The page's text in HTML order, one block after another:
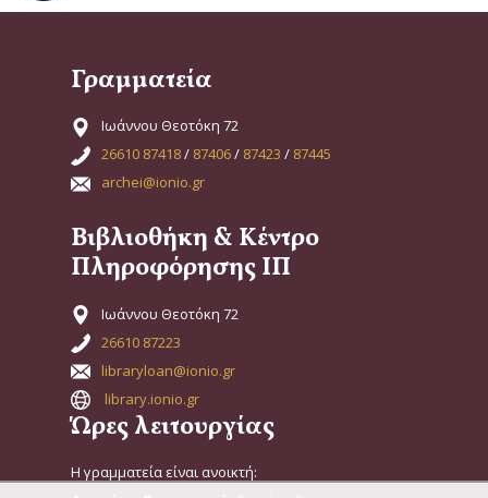
Γραμματεία
Ιωάννου Θεοτόκη 72
26610 87418/ 87406/ 87423 / 87445
archei@ionio.gr
Βιβλιοθήκη & Κέντρο
Πληροφόρησης ΙΠ
Ιωάννου Θεοτόκη 72
26610 87223
libraryloan@ionio.gr
library.ionio.gr
Ώρες λειτουργίας
Η γραμματεία είναι ανοικτή: